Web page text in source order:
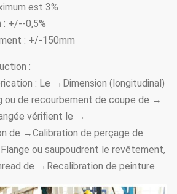
est 3%
: +/--0,5%
: +/-150mm
:
: Le →Dimension (longitudinal)
de recourbement de coupe de →
vérifient le →
de →Calibration de perçage de
ou saupoudrent le revêtement,
de →Recalibration de peinture